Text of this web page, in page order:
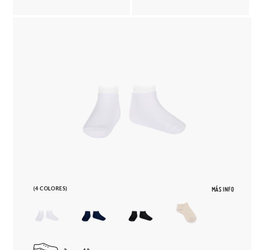
(4 COLORES) MÁS INFO